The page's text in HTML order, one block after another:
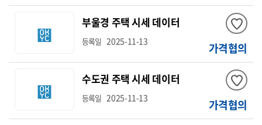
부울경 주택 시세 데이터
등록일 2025-11-13 가격협의
수도권 주택 시세 데이터
등록일 2025-11-13 가격협의